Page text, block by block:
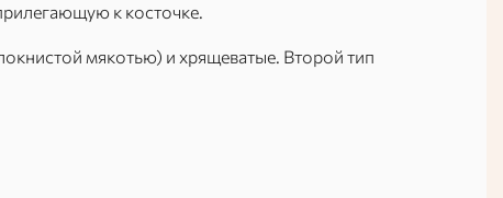
к косточке.
мякотью) и хрящеватые. Второй тип